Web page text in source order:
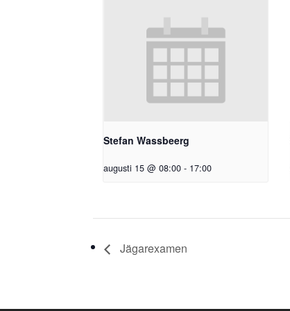
Stefan Wassbeerg
augusti 15 @ 08:00 - 17:00
Jägarexamen